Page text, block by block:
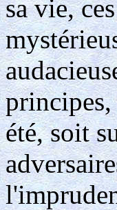
sa vie,
principes,
été, soit